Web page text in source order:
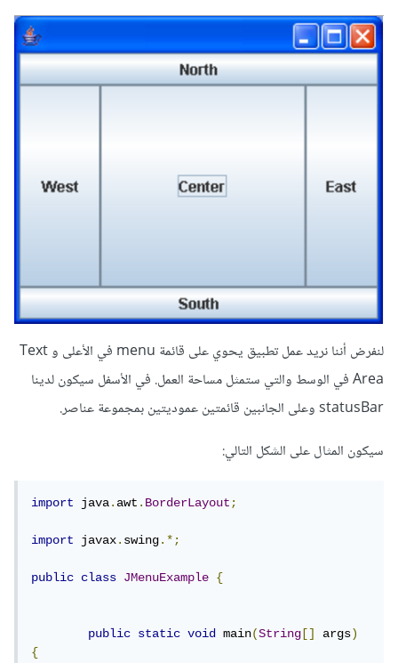
لنفرض أننا نريد عمل تطبيق يحوي على قائمة menu في الأعلى و Text
Area في الوسط والتي ستمثل مساحة العمل. في الأسفل سيكون لدينا
statusBar وعلى الجانبين قائمتين عموديتين بمجموعة عناصر.
سيكون المثال على الشكل التالي:
import java.awt.BorderLayout;
import javax.swing.*;
public class JMenuExample {
public static void main(String [] args)
{